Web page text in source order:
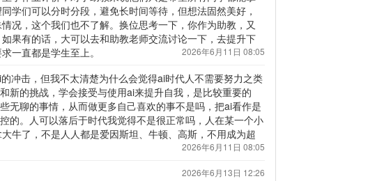
学们可以分时分段，避免长时间等待，但想法固然美好，
况，这个我们也不了解。换位思考一下，你作为助教，又
果有的话，大可以去和助教老师交流讨论一下，去提升下
一直都是学生至上。
2026年6月11日 08:05
冲击，但我不太清楚为什么会觉得ai时代人不需要努力之类
新的挑战，学会接受与使用ai来提升自我，是比较重要的
无聊的事情，从而做更多自己喜欢的事不是吗，把ai看作是
的。人可以落后于时代我觉得不是很正常吗，人在某一个小
牛了，不是人人都是爱因斯坦、牛顿、高斯，不用成为超
2026年6月11日 08:05
2026年6月13日 12:26